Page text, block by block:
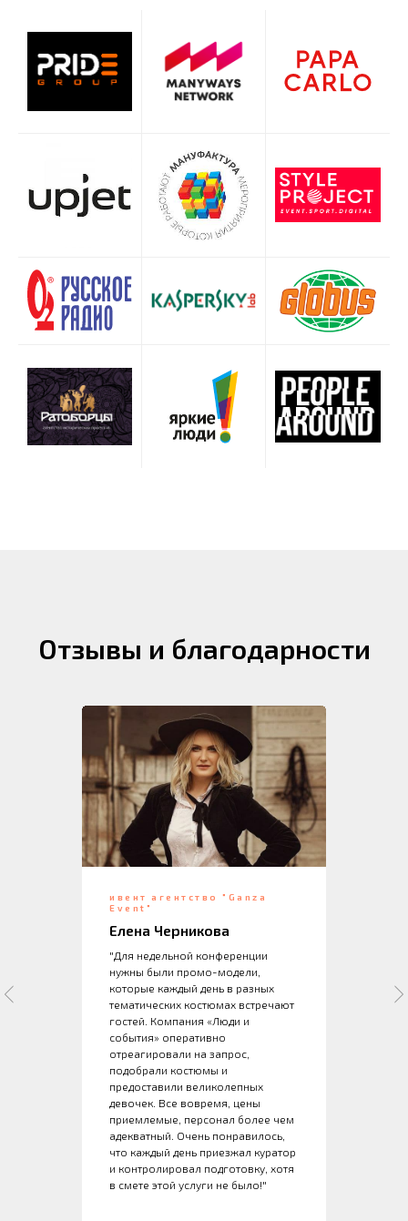
Отзывы и благодарности
ивент агентство "Ganza
Event"
Елена Черникова
"Для недельной конференции
нужны были промо-модели,
которые каждый день в разных
тематических костюмах встречают
гостей. Компания «Люди и
события» оперативно
отреагировали на запрос,
подобрали костюмы и
предоставили великолепных
девочек. Все вовремя, цены
приемлемые, персонал более чем
адекватный. Очень понравилось,
что каждый день приезжал куратор
и контролировал подготовку, хотя
в смете этой услуги не было!"